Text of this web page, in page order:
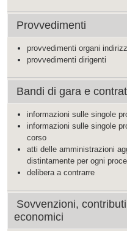
Provvedimenti
provvedimenti organi
provvedimenti dirigenti
Bandi di gara e
informazioni sulle singole
informazioni sulle singole
corso
atti delle amministrazioni
distintamente per ogni
delibera a contrarre
Sovvenzioni,
economici